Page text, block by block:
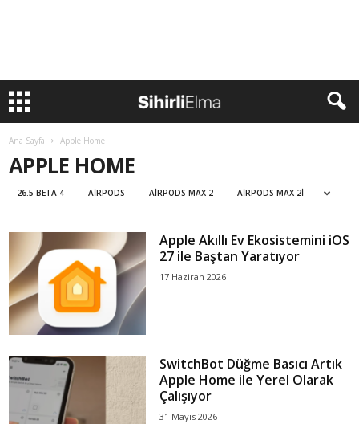
Ana Sayfa Apple Home
APPLE HOME
26.5 BETA 4 AIRPODS AIRPODS MAX 2 AIRPODS MAX 2I
Apple Akıllı Ev Ekosistemini iOS
27 ile Baştan Yaratıyor
17 Haziran 2026
SwitchBot Düğme Basıcı Artık
Apple Home ile Yerel Olarak
Çalışıyor
31 Mayıs 2026